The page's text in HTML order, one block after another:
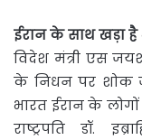
ईरान के साथ खड़ा
विदेश मंत्री एस
के निधन पर शोक
भारत ईरान के
राष्ट्रपति डॉ.